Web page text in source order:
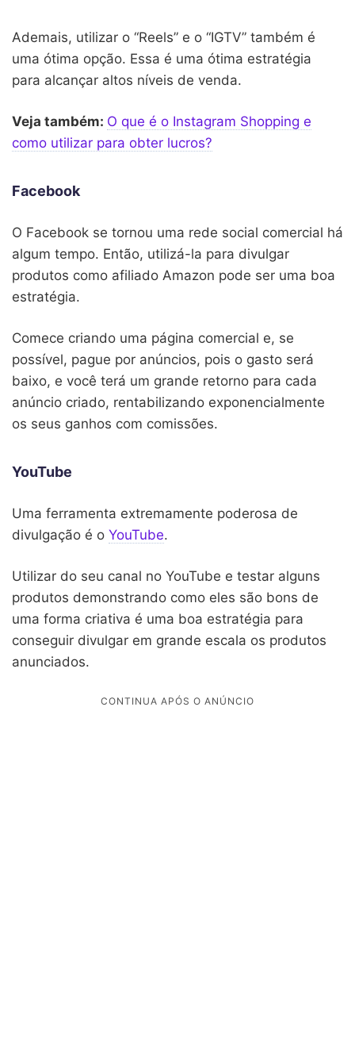
Ademais, utilizar o “Reels” e o “IGTV” também é
uma ótima opção. Essa é uma ótima estratégia
para alcançar altos níveis de venda.
Veja também: O que é o Instagram Shopping e
como utilizar para obter lucros?
Facebook
O Facebook se tornou uma rede social comercial há
algum tempo. Então, utilizá-la para divulgar
produtos como afiliado Amazon pode ser uma boa
estratégia.
Comece criando uma página comercial e, se
possível, pague por anúncios, pois o gasto será
baixo, e você terá um grande retorno para cada
anúncio criado, rentabilizando exponencialmente
os seus ganhos com comissões.
YouTube
Uma ferramenta extremamente poderosa de
divulgação é o YouTube.
Utilizar do seu canal no YouTube e testar alguns
produtos demonstrando como eles são bons de
uma forma criativa é uma boa estratégia para
conseguir divulgar em grande escala os produtos
anunciados.